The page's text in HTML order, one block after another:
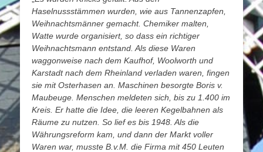
Haselnussstämmen wurden, wie aus Tannenzapfen,
Weihnachtsmänner gemacht. Chemiker malten,
Watte wurde organisiert, so dass ein richtiger
Weihnachtsmann entstand. Als diese Waren
waggonweise nach dem Kaufhof, Woolworth und
Karstadt nach dem Rheinland verladen waren, fingen
sie mit Osterhasen an. Maschinen besorgte Boris v.
Maubeuge. Menschen meldeten sich, bis zu 1.400 im
Kreis. Er hatte die Idee, die leeren Kegelbahnen als
Räume zu nutzen. So lief es bis 1948. Als die
Währungsreform kam, und dann der Markt voller
Waren war, musste B.v.M. die Firma mit 450 Leuten